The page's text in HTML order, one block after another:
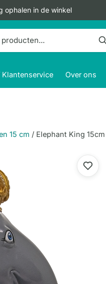
ophalen in de winkel
Over ons
15 cm / Elephant King 15cm